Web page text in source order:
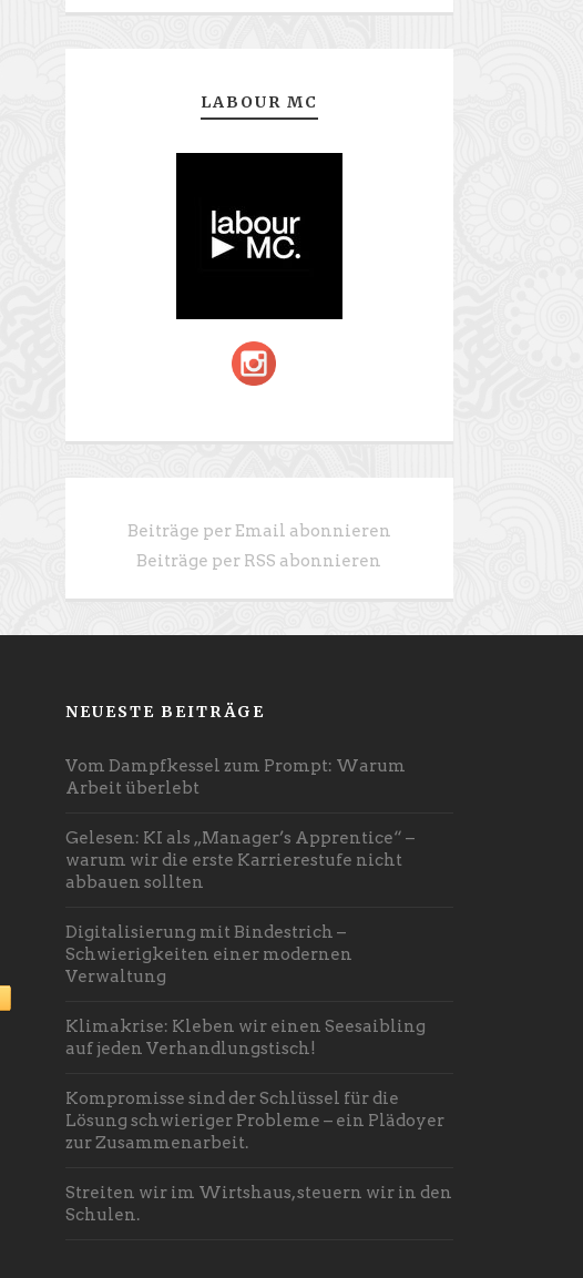
LABOUR MC
Beiträge per Email abonnieren
Beiträge per RSS abonnieren
NEUESTE BEITRÄGE
Vom Dampfkessel zum Prompt: Warum
Arbeit überlebt
Gelesen: KI als „Manager’s Apprentice“ –
warum wir die erste Karrierestufe nicht
abbauen sollten
Digitalisierung mit Bindestrich –
Schwierigkeiten einer modernen
Verwaltung
Klimakrise: Kleben wir einen Seesaibling
auf jeden Verhandlungstisch!
Kompromisse sind der Schlüssel für die
Lösung schwieriger Probleme – ein Plädoyer
zur Zusammenarbeit.
Streiten wir im Wirtshaus, steuern wir in den
Schulen.